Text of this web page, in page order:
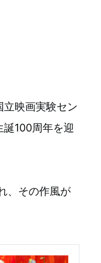
映画実験セン
100周年を迎
、その作風が